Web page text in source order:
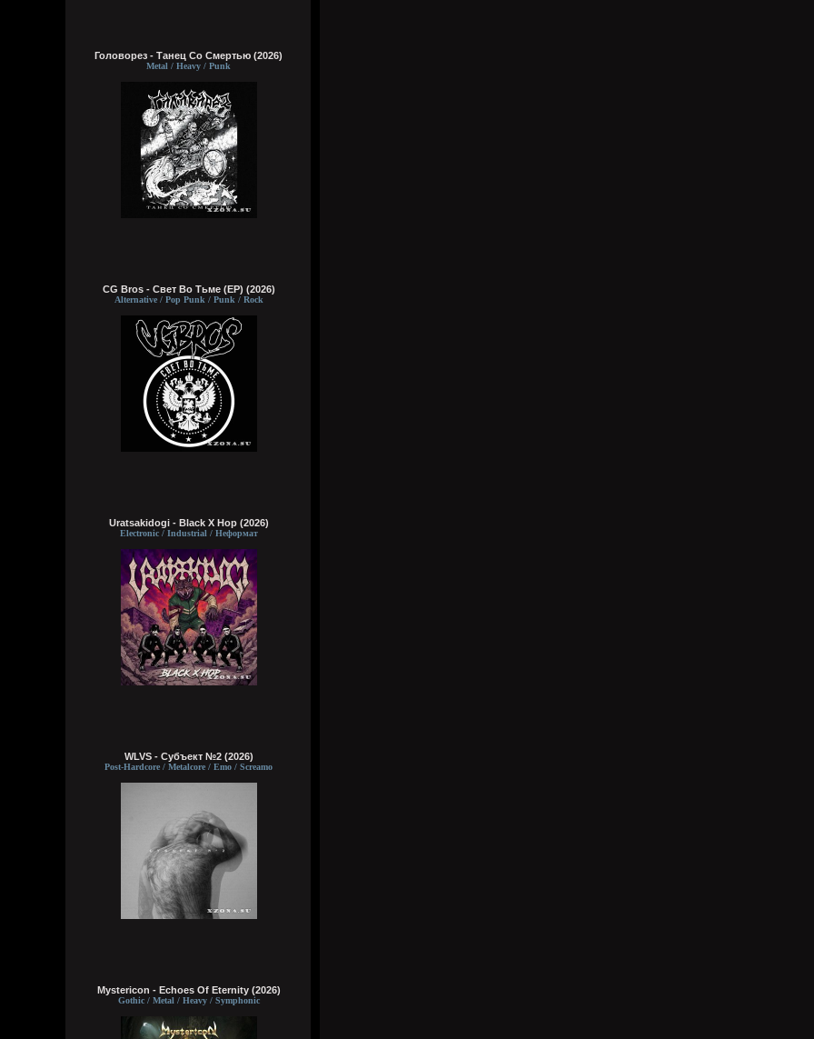
Головорез - Tанец Со Смертью (2026)
Metal / Heavy / Punk
CG Bros - Свет Во Тьме (EP) (2026)
Alternative / Pop Punk / Punk / Rock
Uratsakidogi - Black X Hop (2026)
Electronic / Industrial / Неформат
WLVS - Субъект №2 (2026)
Post-Hardcore / Metalcore / Emo / Screamo
Mystericon - Echoes Of Eternity (2026)
Gothic / Metal / Heavy / Symphonic